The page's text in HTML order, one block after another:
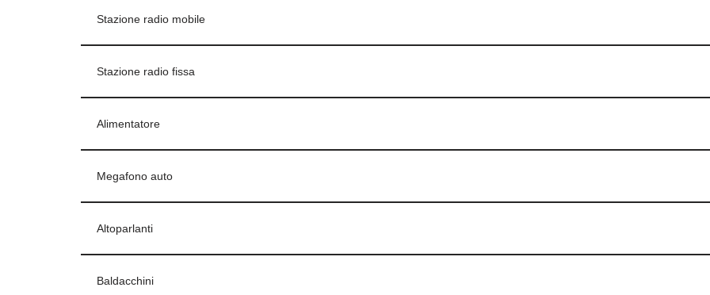
Stazione radio mobile
Stazione radio fissa
Alimentatore
Megafono auto
Altoparlanti
Baldacchini